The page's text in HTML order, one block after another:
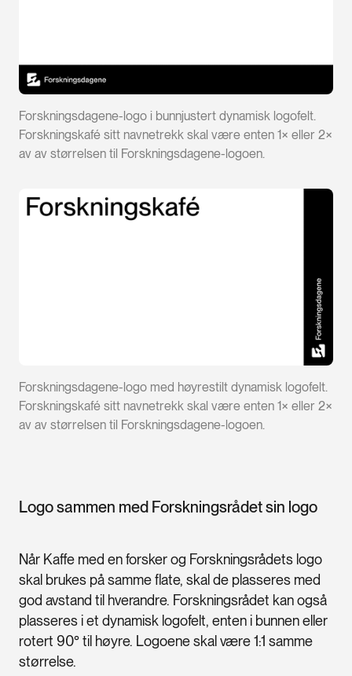
Forskningsdagene-logo i bunnjustert dynamisk logofelt.
Forskningskafé sitt navnetrekk skal være enten 1× eller 2×
av av størrelsen til Forskningsdagene-logoen.
Forskningsdagene-logo med høyrestilt dynamisk logofelt.
Forskningskafé sitt navnetrekk skal være enten 1× eller 2×
av av størrelsen til Forskningsdagene-logoen.
Logo sammen med Forskningsrådet sin logo
Når Kaffe med en forsker og Forskningsrådets logo
skal brukes på samme flate, skal de plasseres med
god avstand til hverandre. Forskningsrådet kan også
plasseres i et dynamisk logofelt, enten i bunnen eller
rotert 90° til høyre. Logoene skal være 1:1 samme
størrelse.